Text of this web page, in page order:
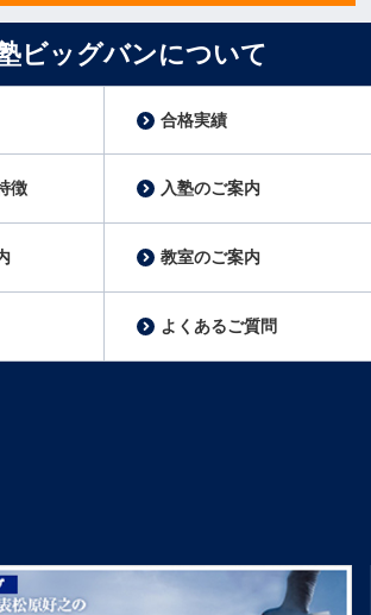
ビッグバンについて
合格実績
徴 入塾のご案内
教室のご案内
よくあるご質問